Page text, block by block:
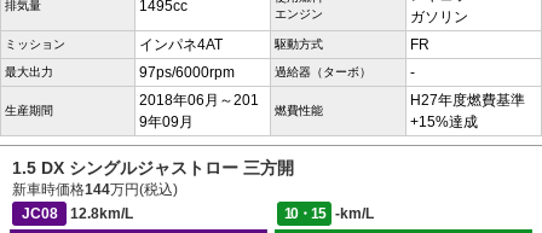
排気量 1495cc
エンジン
ガソリン
ミッション インパネ4AT 駆動方式 FR
最大出力 97ps/6000rpm 過給器（ターボ） -
生産期間
2018年06月～201
9年09月
燃費性能
H27年度燃費基準
+15%達成
1.5 DX シングルジャストロー 三方開
新車時価格144万円(税込)
JC08
12.8km/L 10・15
-km/L